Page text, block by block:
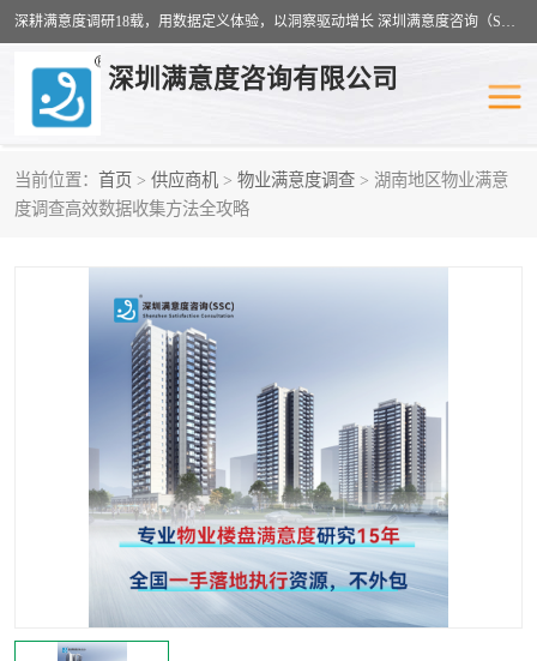
深耕满意度调研18载，用数据定义体验，以洞察驱动增长 深圳满意度咨询（SSC）：十八年专注，丈量每一份体验。
深圳满意度咨询有限公司
当前位置： 首页 > 供应商机 > 物业满意度调查 > 湖南地区物业满意
度调查高效数据收集方法全攻略
物业满意度调查
客户满意度调查 医疗服务业满意度
公共事务满意度调查
营商环境满意度 员工满意度
服务满意度调查 汽车行业满意度